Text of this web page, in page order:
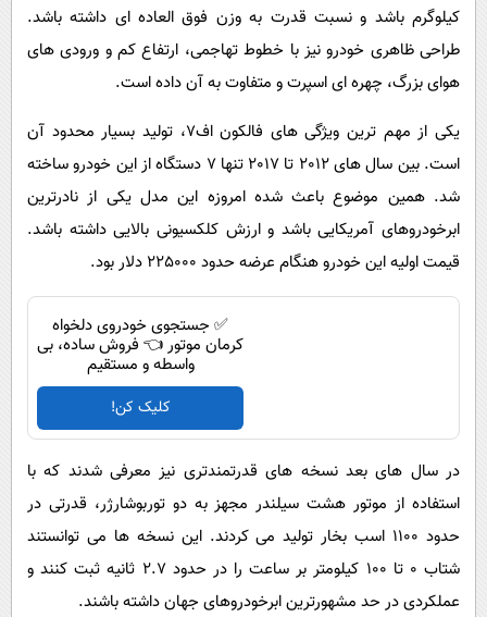
کیلوگرم باشد و نسبت قدرت به وزن فوق العاده ای داشته باشد.
طراحی ظاهری خودرو نیز با خطوط تهاجمی، ارتفاع کم و ورودی های
هوای بزرگ، چهره ای اسپرت و متفاوت به آن داده است.
یکی از مهم ترین ویژگی های فالکون اف7، تولید بسیار محدود آن
است. بین سال های 2012 تا 2017 تنها 7 دستگاه از این خودرو ساخته
شد. همین موضوع باعث شده امروزه این مدل یکی از نادرترین
ابرخودروهای آمریکایی باشد و ارزش کلکسیونی بالایی داشته باشد.
قیمت اولیه این خودرو هنگام عرضه حدود 225000 دلار بود.
✅ جستجوی خودروی دلخواه
کرمان موتور 👈 فروش ساده، بی
واسطه و مستقیم
کلیک کن!
در سال های بعد نسخه های قدرتمندتری نیز معرفی شدند که با
استفاده از موتور هشت سیلندر مجهز به دو توربوشارژر، قدرتی در
حدود 1100 اسب بخار تولید می کردند. این نسخه ها می توانستند
شتاب 0 تا 100 کیلومتر بر ساعت را در حدود 2.7 ثانیه ثبت کنند و
عملکردی در حد مشهورترین ابرخودروهای جهان داشته باشند.